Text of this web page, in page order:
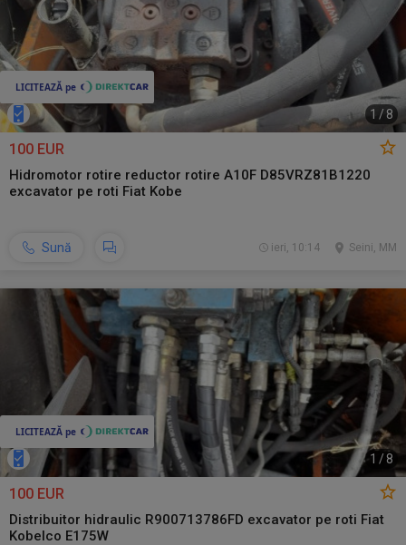
1 /8
100 EUR
Hidromotor rotire reductor rotire A10F D85VRZ81B1220
excavator pe roti Fiat Kobe
Sună Seini, MM
ieri, 10:14
1 / 8
100 EUR
Distribuitor hidraulic R900713786FD excavator pe roti Fiat
Kobelco E175W